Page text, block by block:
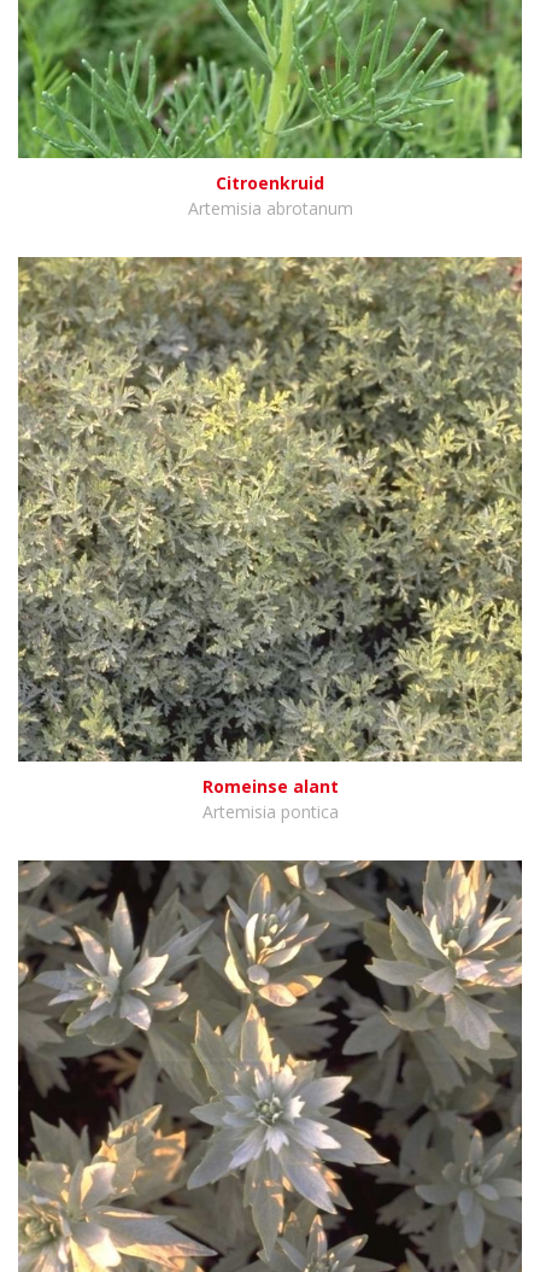
Citroenkruid
Artemisia abrotanum
Romeinse alant
Artemisia pontica